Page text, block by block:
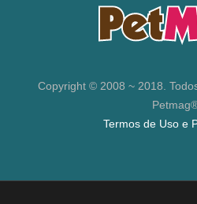
Copyright © 2008 ~ 2018.
Termos de Uso e